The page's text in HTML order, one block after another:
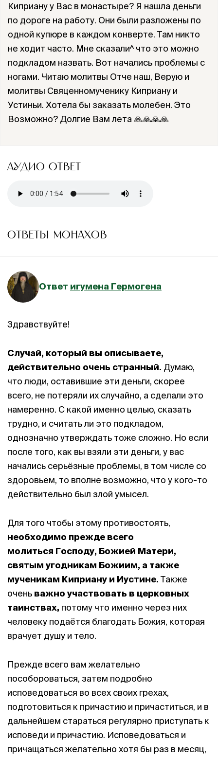
Киприану у Вас в монастыре? Я нашла деньги
по дороге на работу. Они были разложены по
одной купюре в каждом конверте. Там никто
не ходит часто. Мне сказали^ что это можно
подкладом назвать. Вот начались проблемы с
ногами. Читаю молитвы Отче наш, Верую и
молитвы Свяценномученику Киприану и
Устиньи. Хотела бы заказать молебен. Это
Возможно? Долгие Вам лета 🙏🙏🙏🙏
АУДИО ОТВЕТ
ОТВЕТЫ МОНАХОВ
Ответ игумена Гермогена
Здравствуйте!
Случай, который вы описываете,
действительно очень странный. Думаю,
что люди, оставившие эти деньги, скорее
всего, не потеряли их случайно, а сделали это
намеренно. С какой именно целью, сказать
трудно, и считать ли это подкладом,
однозначно утверждать тоже сложно. Но если
после того, как вы взяли эти деньги, у вас
начались серьёзные проблемы, в том числе со
здоровьем, то вполне возможно, что у кого-то
действительно был злой умысел.
Для того чтобы этому противостоять,
необходимо прежде всего
молиться Господу, Божией Матери,
святым угодникам Божиим, а также
мученикам Киприану и Иустине. Также
очень важно участвовать в церковных
таинствах, потому что именно через них
человеку подаётся благодать Божия, которая
врачует душу и тело.
Прежде всего вам желательно
пособороваться, затем подробно
исповедоваться во всех своих грехах,
подготовиться к причастию и причаститься, и в
дальнейшем стараться регулярно приступать к
исповеди и причастию. Исповедоваться и
причащаться желательно хотя бы раз в месяц,